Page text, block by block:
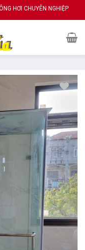
CHUYÊN NGHIỆP
Add
to
wishlist